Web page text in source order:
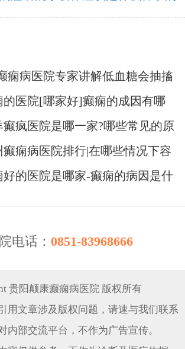
痫病医院专家讲解低血糖会抽搐
的医院[哪家好]癫痫的成因有哪
疯医院是哪一家?哪些常见的原
?
癫痫病医院排行|在哪些情况下容
好的医院是哪家-癫痫的病因是什
电话： 0851-83968666
贵阳颠康癫痫病医院 版权所有
用文章涉及版权问题，请速与我们联系
内部交流平台，不作为广告宣传。